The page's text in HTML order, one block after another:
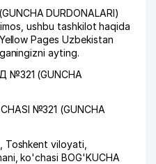
DURDONALARI)
ushbu tashkilot haqida
Pages Uzbekistan
ayting.
(GUNCHA
№321 (GUNCHA
Toshkent viloyati
,ko'chasi BOG'KUCHA